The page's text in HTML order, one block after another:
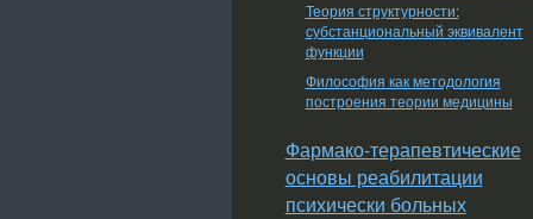
Теория структурности:
субстанциональный эквивалент
функции
Философия как методология
построения теории медицины
Фармако-терапевтические
основы реабилитации
психически больных